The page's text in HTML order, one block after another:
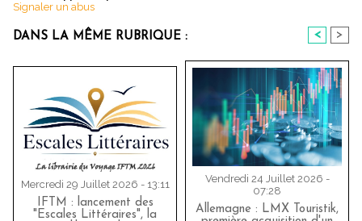
Signaler un abus
DANS LA MÊME RUBRIQUE : < >
Mercredi 29 Juillet 2026 - 13:11
IFTM : lancement des
"Escales Littéraires", la
Vendredi 24 Juillet 2026 -
07:28
Allemagne : LMX Touristik,